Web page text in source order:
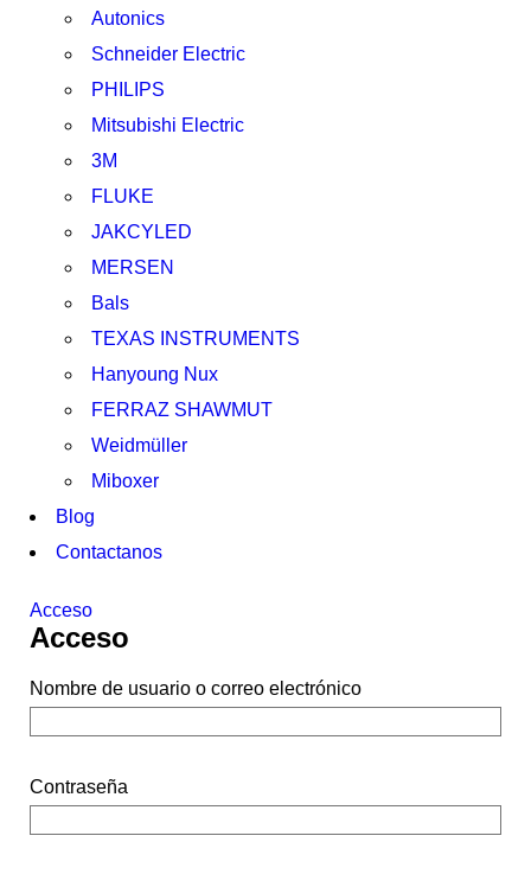
Autonics
Schneider Electric
PHILIPS
Mitsubishi Electric
3M
FLUKE
JAKCYLED
MERSEN
Bals
TEXAS INSTRUMENTS
Hanyoung Nux
FERRAZ SHAWMUT
Weidmüller
Miboxer
Blog
Contactanos
Acceso
Acceso
Nombre de usuario o correo electrónico
Contraseña